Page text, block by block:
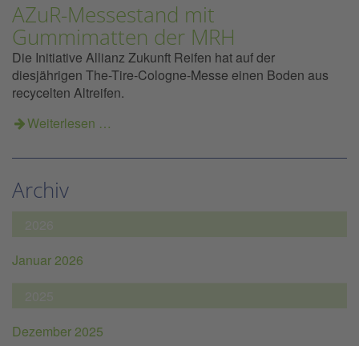
AZuR-Messestand mit
Gummimatten der MRH
Die Initiative Allianz Zukunft Reifen hat auf der
diesjährigen The-Tire-Cologne-Messe einen Boden aus
recycelten Altreifen.
Weiterlesen …
Archiv
Januar 2026
Dezember 2025